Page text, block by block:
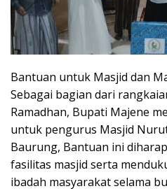
Bantuan untuk Masjid dan
Sebagai bagian dari
Ramadhan, Bupati Majene
untuk pengurus Masjid
Baurung, Bantuan ini
fasilitas masjid serta
ibadah masyarakat selama